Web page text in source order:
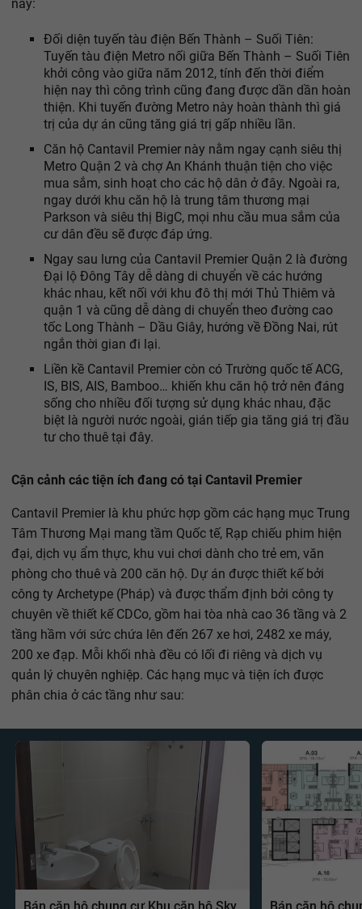
này:
Đối diện tuyến tàu điện Bến Thành – Suối Tiên:
Tuyến tàu điện Metro nối giữa Bến Thành – Suối Tiên
khởi công vào giữa năm 2012, tính đến thời điểm
hiện nay thì công trình cũng đang được dần dần hoàn
thiện. Khi tuyến đường Metro này hoàn thành thì giá
trị của dự án cũng tăng giá trị gấp nhiều lần.
Căn hộ Cantavil Premier này nằm ngay cạnh siêu thị
Metro Quận 2 và chợ An Khánh thuận tiện cho việc
mua sắm, sinh hoạt cho các hộ dân ở đây. Ngoài ra,
ngay dưới khu căn hộ là trung tâm thương mại
Parkson và siêu thị BigC, mọi nhu cầu mua sắm của
cư dân đều sẽ được đáp ứng.
Ngay sau lưng của Cantavil Premier Quận 2 là đường
Đại lộ Đông Tây dễ dàng di chuyển về các hướng
khác nhau, kết nối với khu đô thị mới Thủ Thiêm và
quận 1 và cũng dễ dàng di chuyển theo đường cao
tốc Long Thành – Dầu Giây, hướng về Đồng Nai, rút
ngắn thời gian đi lại.
Liền kề Cantavil Premier còn có Trường quốc tế ACG,
IS, BIS, AIS, Bamboo… khiến khu căn hộ trở nên đáng
sống cho nhiều đối tượng sử dụng khác nhau, đặc
biệt là người nước ngoài, gián tiếp gia tăng giá trị đầu
tư cho thuê tại đây.
Cận cảnh các tiện ích đang có tại Cantavil Premier
Cantavil Premier là khu phức hợp gồm các hạng mục Trung
Tâm Thương Mại mang tầm Quốc tế, Rạp chiếu phim hiện
đại, dịch vụ ẩm thực, khu vui chơi dành cho trẻ em, văn
phòng cho thuê và 200 căn hộ. Dự án được thiết kế bởi
công ty Archetype (Pháp) và được thẩm định bởi công ty
chuyên về thiết kế CDCo, gồm hai tòa nhà cao 36 tầng và 2
tầng hầm với sức chứa lên đến 267 xe hơi, 2482 xe máy,
200 xe đạp. Mỗi khối nhà đều có lối đi riêng và dịch vụ
quản lý chuyên nghiệp. Các hạng mục và tiện ích được
phân chia ở các tầng như sau:
Bán căn hộ chung cư Khu căn hộ Sky Bán căn hộ